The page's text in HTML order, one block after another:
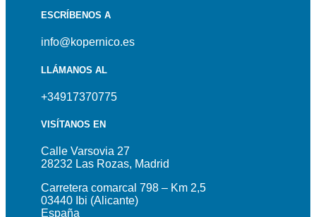
ESCRÍBENOS A
info@kopernico.es
LLÁMANOS AL
+34917370775
VISÍTANOS EN
Calle Varsovia 27
28232 Las Rozas, Madrid
Carretera comarcal 798 – Km 2,5
03440 Ibi (Alicante)
España